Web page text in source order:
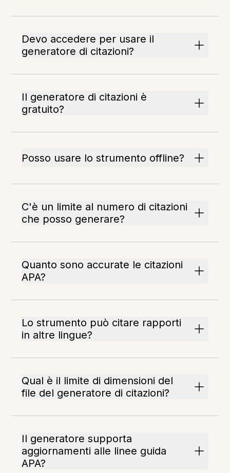
Devo accedere per usare il
generatore di citazioni?
Il generatore di citazioni è
gratuito?
Posso usare lo strumento offline?
C'è un limite al numero di citazioni
che posso generare?
Quanto sono accurate le citazioni
APA?
Lo strumento può citare rapporti
in altre lingue?
Qual è il limite di dimensioni del
file del generatore di citazioni?
Il generatore supporta
aggiornamenti alle linee guida
APA?